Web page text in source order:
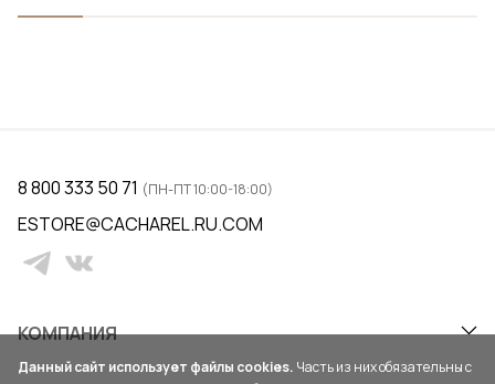
КОМПАНИЯ
8 800 333 50 71 (ПН-ПТ 10:00-18:00)
ESTORE@CACHAREL.RU.COM
Данный сайт использует файлы cookies. Часть из них обязательны с